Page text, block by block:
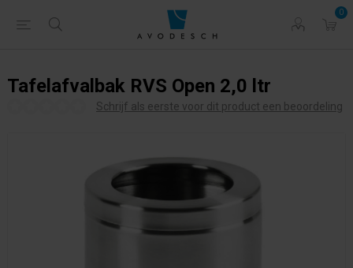
0
Tafelafvalbak RVS Open 2,0 ltr
Schrijf als eerste voor dit product een beoordeling